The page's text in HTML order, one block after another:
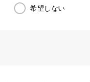
希望しない